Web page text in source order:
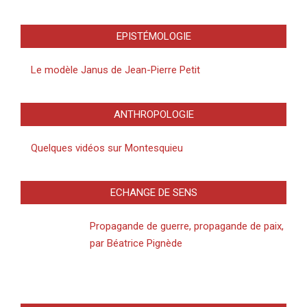
EPISTÉMOLOGIE
Le modèle Janus de Jean-Pierre Petit
ANTHROPOLOGIE
Quelques vidéos sur Montesquieu
ECHANGE DE SENS
Propagande de guerre, propagande de paix,
par Béatrice Pignède